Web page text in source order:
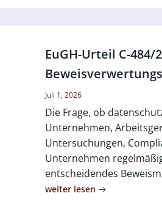
EuGH-Urteil C-
Juli 1, 2026
Die Frage, ob
Unternehmen,
Untersuchungen,
Unternehmen
entscheidendes
weiter lesen